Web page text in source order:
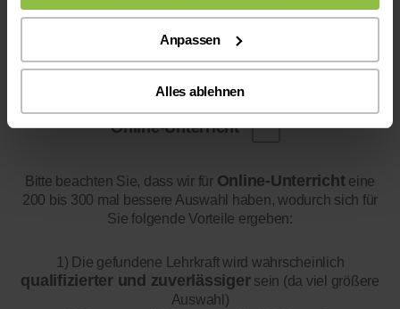
Anpassen
Alles ablehnen
Online-Unterricht
Bitte beachten Sie, dass wir für Online-Unterrichteine
200 bis 300 mal bessere Auswahl haben, wodurch sich für
Sie folgende Vorteile ergeben:
1) Die gefundene Lehrkraft wird wahrscheinlich
qualifizierter und zuverlässigersein (da viel größere
Auswahl)